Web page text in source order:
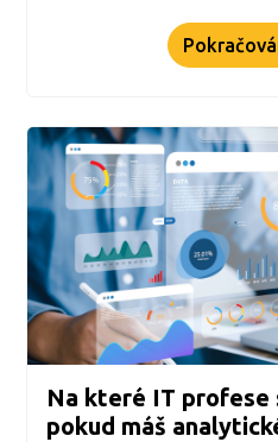
Na které IT profese
pokud máš